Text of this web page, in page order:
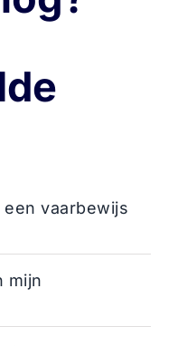
vaarbewijs
mijn